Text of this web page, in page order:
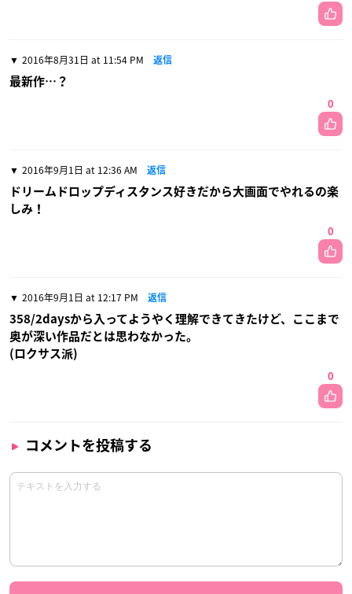
2016年8月31日 at 11:54 PM 返信
最新作…？
0
2016年9月1日 at 12:36 AM 返信
ドリームドロップディスタンス好きだから大画面でやれるの楽
しみ！
0
2016年9月1日 at 12:17 PM 返信
358/2daysから入ってようやく理解できてきたけど、ここまで
奥が深い作品だとは思わなかった。
(ロクサス派)
0
コメントを投稿する